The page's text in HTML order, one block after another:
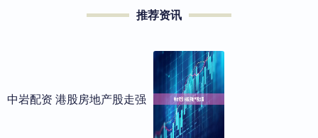
推荐资讯
中岩配资 港股房地产股走强